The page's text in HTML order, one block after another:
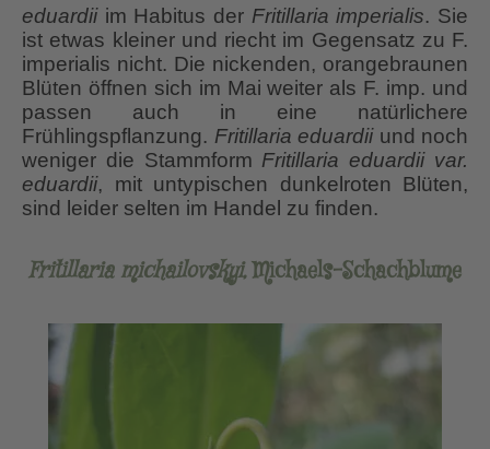
eduardiiim Habitus der Fritillaria imperialis. Sie
ist etwas kleiner und riecht im Gegensatz zu F.
imperialis nicht. Die nickenden, orangebraunen
Blüten öffnen sich im Mai weiter als F. imp. und
passen auch in eine natürlichere
Frühlingspflanzung. Fritillaria eduardiiund noch
weniger die Stammform Fritillaria eduardii var.
eduardii, mit untypischen dunkelroten Blüten,
sind leider selten im Handel zu finden.
Fritillaria michailovskyi,Michaels-Schachblume